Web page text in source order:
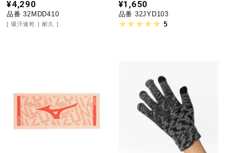
¥4,290
品番 32MDD410
吸汗速乾 耐久
¥1,650
品番 32JYD103
5